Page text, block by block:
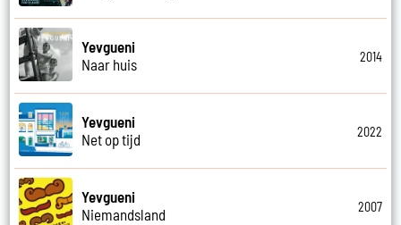
Yevgueni
Naar huis
2014
Yevgueni
Net op tijd
2022
Yevgueni
Niemandsland
2007